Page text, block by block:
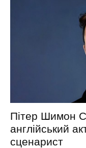
Пітер Шимон
англійський
сценарист